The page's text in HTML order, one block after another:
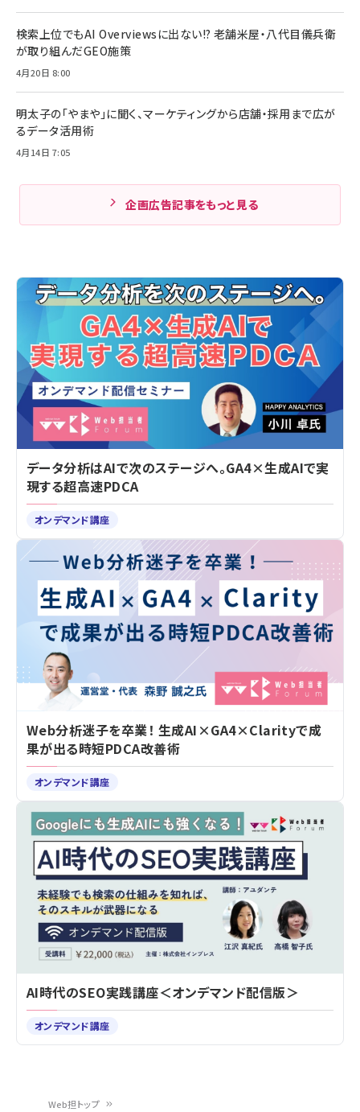
Web担トップ
検索上位でもAI Overviewsに出ない!? 老舗米屋・八代目儀兵衛
が取り組んだGEO施策
4月20日 8:00
明太子の「やまや」に聞く、マーケティングから店舗・採用まで広が
るデータ活用術
4月14日 7:05
企画広告記事をもっと見る
データ分析はAIで次のステージへ。GA4×生成AIで実
現する超高速PDCA
オンデマンド講座
Web分析迷子を卒業！ 生成AI×GA4×Clarityで成
果が出る時短PDCA改善術
オンデマンド講座
AI時代のSEO実践講座＜オンデマンド配信版＞
オンデマンド講座